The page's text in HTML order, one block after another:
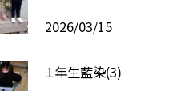
2026/03/15
１年生藍染(3)